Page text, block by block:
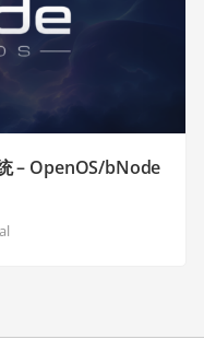
– OpenOS/bNode